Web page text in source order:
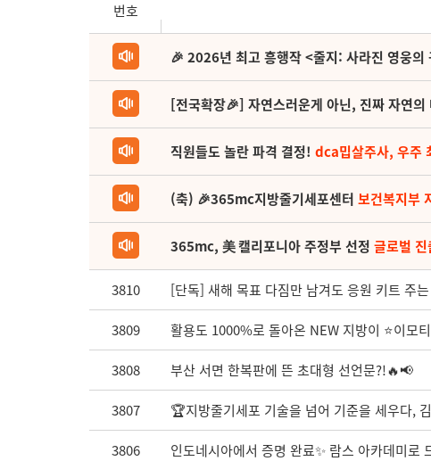
번호
🎉 2026년 최고 흥행작 <줄지: 사라진 영웅
[전국확장🎉] 자연스러운게 아닌, 진짜 자연의
직원들도 놀란 파격 결정! dca밉살주사, 우주
(축) 🎉365mc지방줄기세포센터 보건복지부
365mc, 美 캘리포니아 주정부 선정 글로벌
3810 [단독] 새해 목표 다짐만 남겨도 응원 키트 주
3809 활용도 1000%로 돌아온 NEW 지방이 ⭐이모
3808 부산 서면 한복판에 뜬 초대형 선언문?!🔥📢
3807 🏆지방줄기세포 기술을 넘어 기준을 세우다,
3806 인도네시아에서 증명 완료✨ 람스 아카데미로